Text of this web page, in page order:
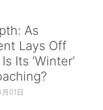
As
Lays Off
Its ‘Winter’
01日